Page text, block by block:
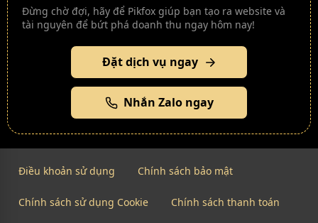
Đừng chờ đợi, hãy để Pikfox giúp bạn tạo ra website và
tài nguyên để bứt phá doanh thu ngay hôm nay!
Đặt dịch vụ ngay
Nhắn Zalo ngay
Điều khoản sử dụng Chính sách bảo mật
Chính sách sử dụng Cookie Chính sách thanh toán